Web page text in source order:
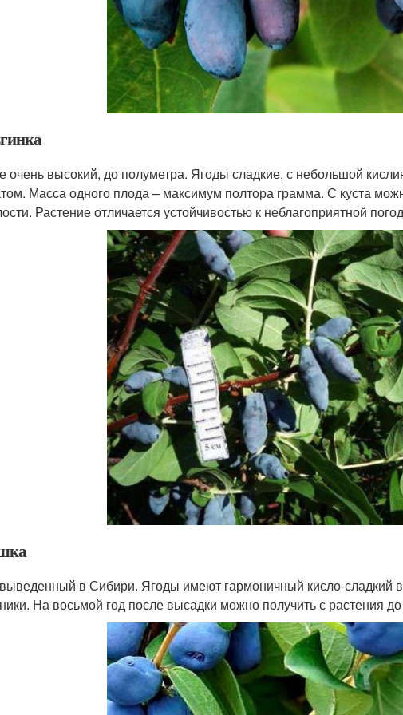
очень высокий, до полуметра. Ягоды сладкие, с небольшой
Масса одного плода – максимум полтора грамма. С куста
Растение отличается устойчивостью к неблагоприятной
в Сибири. Ягоды имеют гармоничный кисло-сладкий
На восьмой год после высадки можно получить с растения